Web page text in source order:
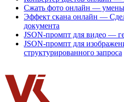
Сжать фото онлайн —
Эффект скана онлайн —
документа
JSON-промпт для видео —
JSON-промпт для
структурированного запроса